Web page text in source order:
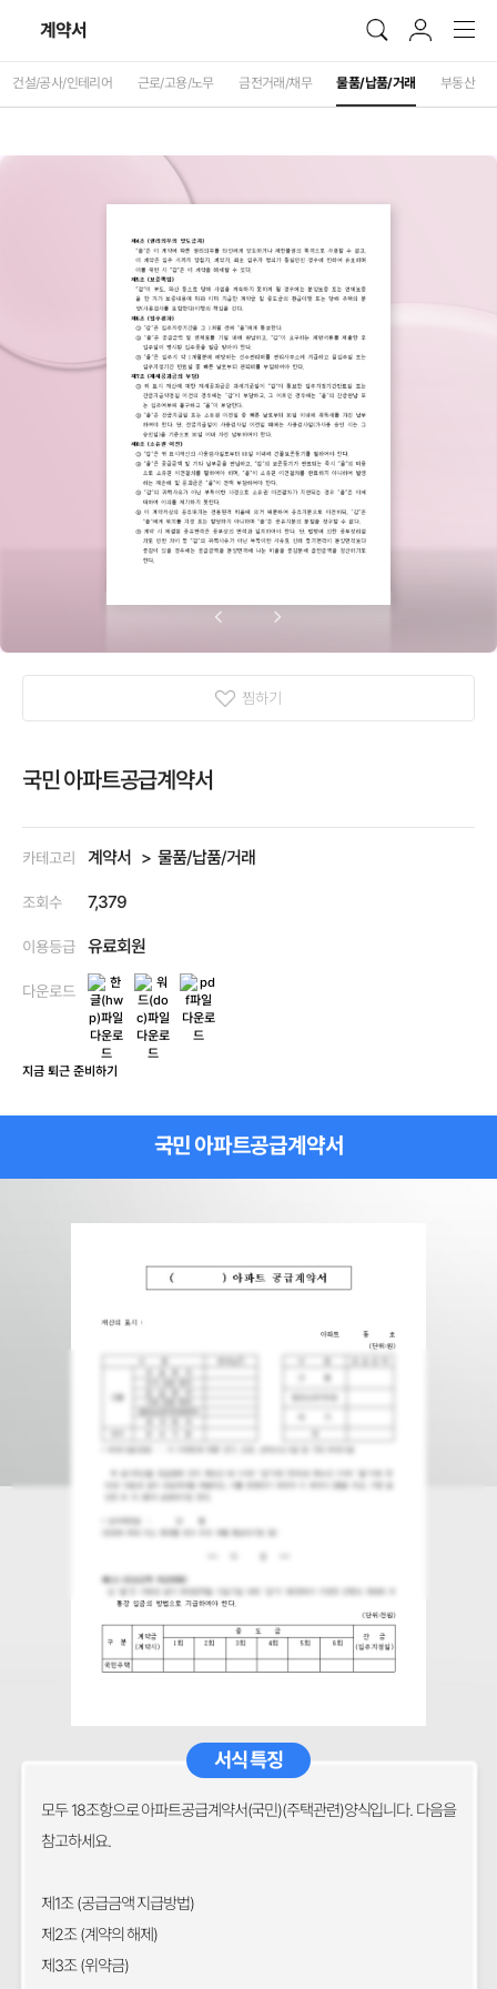
계약서
건설/공사/인테리어 근로/고용/노무 금전거래/채무 물품/납품/거래 부동산
찜하기
국민 아파트공급계약서
카테고리 계약서 물품/납품/거래
조회수 7,379
이용등급 유료회원
다운로드
지금 퇴근 준비하기
국민 아파트공급계약서
서식 특징
모두 18조항으로 아파트공급계약서(국민)(주택관련)양식입니다. 다음을
참고하세요.
제1조 (공급금액 지급방법)
제2조 (계약의 해제)
제3조 (위약금)